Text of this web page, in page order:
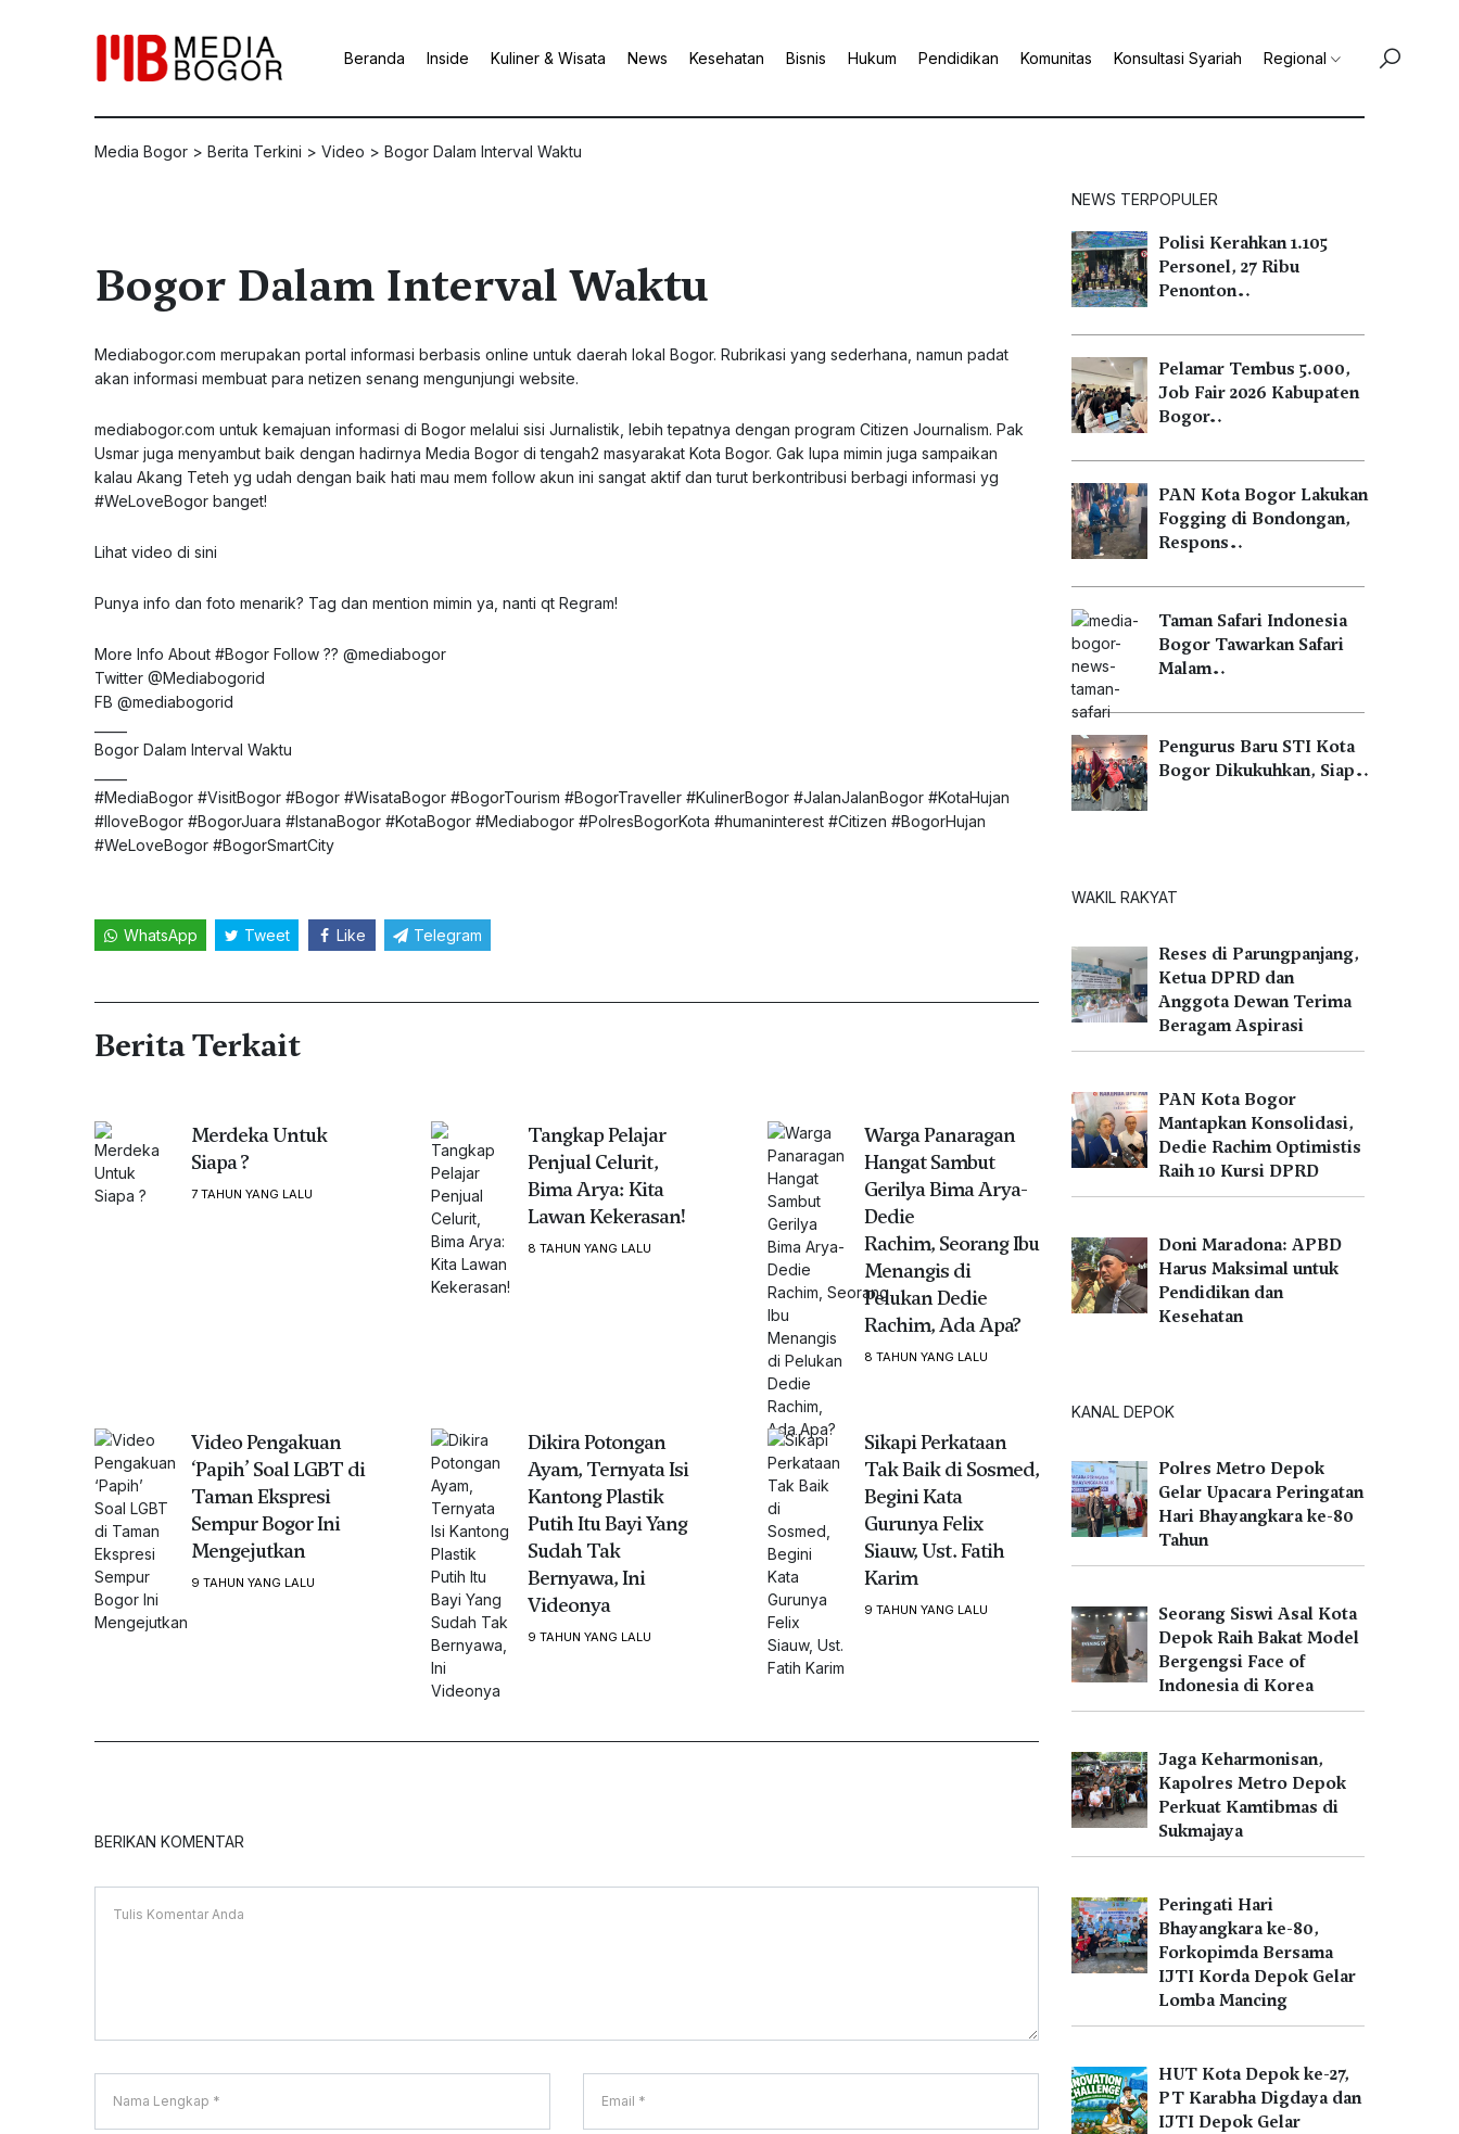
Beranda Inside Kuliner & Wisata News Kesehatan Bisnis Hukum Pendidikan Komunitas Konsultasi Syariah Regional
Media Bogor > Berita Terkini > Video > Bogor Dalam Interval Waktu
Bogor Dalam Interval Waktu
Mediabogor.com merupakan portal informasi berbasis online untuk daerah lokal Bogor. Rubrikasi yang sederhana, namun padat
akan informasi membuat para netizen senang mengunjungi website.
mediabogor.com untuk kemajuan informasi di Bogor melalui sisi Jurnalistik, lebih tepatnya dengan program Citizen Journalism. Pak
Usmar juga menyambut baik dengan hadirnya Media Bogor di tengah2 masyarakat Kota Bogor. Gak lupa mimin juga sampaikan
kalau Akang Teteh yg udah dengan baik hati mau mem follow akun ini sangat aktif dan turut berkontribusi berbagi informasi yg
#WeLoveBogor banget!
Lihat video di sini
Punya info dan foto menarik? Tag dan mention mimin ya, nanti qt Regram!
More Info About #Bogor Follow ?? @mediabogor
Twitter @Mediabogorid
FB @mediabogorid
Bogor Dalam Interval Waktu
#MediaBogor #VisitBogor #Bogor #WisataBogor #BogorTourism #BogorTraveller #KulinerBogor #JalanJalanBogor #KotaHujan
#IloveBogor #BogorJuara #IstanaBogor #KotaBogor #Mediabogor #PolresBogorKota #humaninterest #Citizen #BogorHujan
#WeLoveBogor #BogorSmartCity
WhatsApp Tweet Like Telegram
Berita Terkait
Merdeka Untuk
Siapa ?
7 TAHUN YANG LALU
Tangkap Pelajar
Penjual Celurit,
Bima Arya: Kita
Lawan Kekerasan!
8 TAHUN YANG LALU
Warga Panaragan
Hangat Sambut
Gerilya Bima Arya-
Dedie
Rachim, Seorang Ibu
Menangis di
Pelukan Dedie
Rachim, Ada Apa?
8 TAHUN YANG LALU
Video Pengakuan
‘Papih’ Soal LGBT di
Taman Ekspresi
Sempur Bogor Ini
Mengejutkan
9 TAHUN YANG LALU
Dikira Potongan
Ayam, Ternyata Isi
Kantong Plastik
Putih Itu Bayi Yang
Sudah Tak
Bernyawa, Ini
Videonya
9 TAHUN YANG LALU
Sikapi Perkataan
Tak Baik di Sosmed,
Begini Kata
Gurunya Felix
Siauw, Ust. Fatih
Karim
9 TAHUN YANG LALU
BERIKAN KOMENTAR
NEWS TERPOPULER
Polisi Kerahkan 1.105
Personel, 27 Ribu
Penonton…
Pelamar Tembus 5.000,
Job Fair 2026 Kabupaten
Bogor…
PAN Kota Bogor Lakukan
Fogging di Bondongan,
Respons…
Taman Safari Indonesia
Bogor Tawarkan Safari
Malam…
Pengurus Baru STI Kota
Bogor Dikukuhkan, Siap…
WAKIL RAKYAT
Reses di Parungpanjang,
Ketua DPRD dan
Anggota Dewan Terima
Beragam Aspirasi
PAN Kota Bogor
Mantapkan Konsolidasi,
Dedie Rachim Optimistis
Raih 10 Kursi DPRD
Doni Maradona: APBD
Harus Maksimal untuk
Pendidikan dan
Kesehatan
KANAL DEPOK
Polres Metro Depok
Gelar Upacara Peringatan
Hari Bhayangkara ke-80
Tahun
Seorang Siswi Asal Kota
Depok Raih Bakat Model
Bergengsi Face of
Indonesia di Korea
Jaga Keharmonisan,
Kapolres Metro Depok
Perkuat Kamtibmas di
Sukmajaya
Peringati Hari
Bhayangkara ke-80,
Forkopimda Bersama
IJTI Korda Depok Gelar
Lomba Mancing
HUT Kota Depok ke-27,
PT Karabha Digdaya dan
IJTI Depok Gelar